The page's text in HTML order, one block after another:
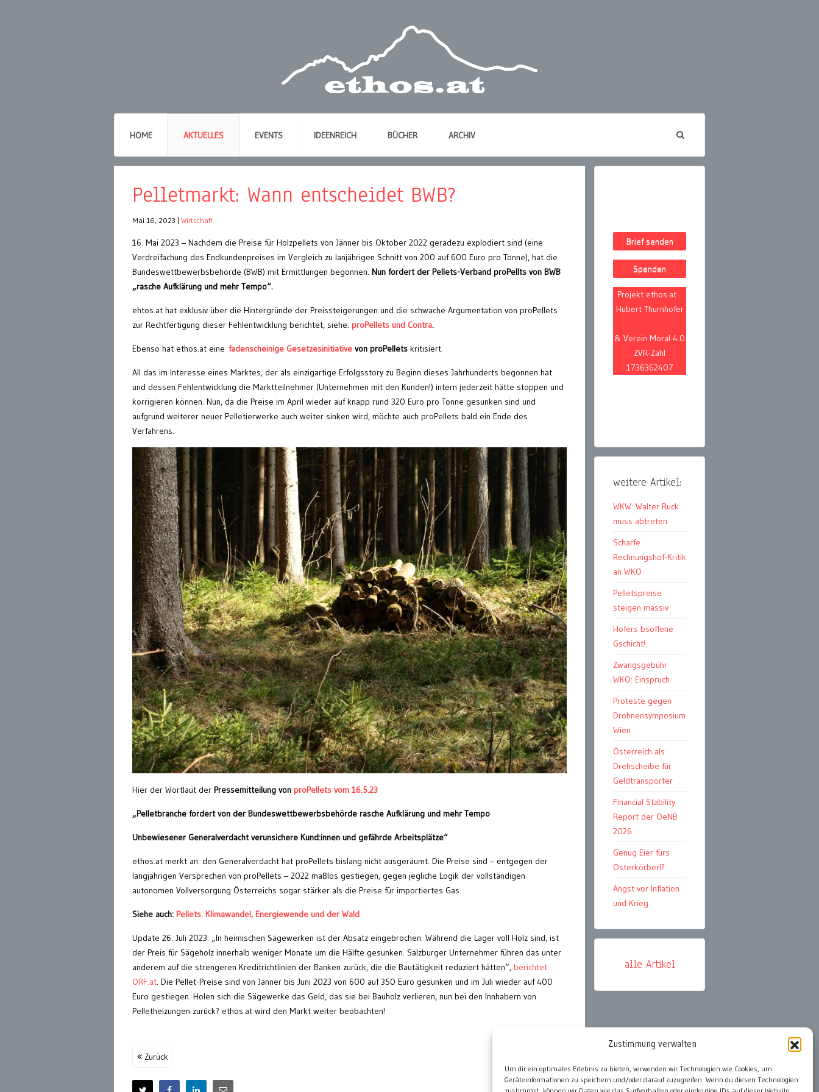
Zustimmung verwalten
Um dir ein optimales Erlebnis zu bieten, verwenden wir Technologien wie Cookies, um
Geräteinformationen zu speichern und/oder darauf zuzugreifen. Wenn du diesen Technologien
HOME AKTUELLES EVENTS IDEENREICH BÜCHER ARCHIV
Pelletmarkt: Wann entscheidet BWB?
Mai 16, 2023 Wirtschaft
16. Mai 2023 – Nachdem die Preise für Holzpellets von Jänner bis Oktober 2022 geradezu explodiert sind (eine
Verdreifachung des Endkundenpreises im Vergleich zu lanjährigen Schnitt von 200 auf 600 Euro pro Tonne), hat die
Bundeswettbewerbsbehörde (BWB) mit Ermittlungen begonnen. Nun fordert der Pellets-Verband proPellts von BWB
„rasche Aufklärung und mehr Tempo“.
ehtos.at hat exklusiv über die Hintergründe der Preissteigerungen und die schwache Argumentation von proPellets
zur Rechtfertigung dieser Fehlentwicklung berichtet, siehe: proPellets und Contra.
Ebenso hat ethos.at eine fadenscheinige Gesetzesinitiative von proPellets kritisiert.
All das im Interesse eines Marktes, der als einzigartige Erfolgsstory zu Beginn dieses Jahrhunderts begonnen hat
und dessen Fehlentwicklung die Marktteilnehmer (Unternehmen mit den Kunden!) intern jederzeit hätte stoppen und
korrigieren können. Nun, da die Preise im April wieder auf knapp rund 320 Euro pro Tonne gesunken sind und
aufgrund weiterer neuer Pelletierwerke auch weiter sinken wird, möchte auch proPellets bald ein Ende des
Verfahrens.
Hier der Wortlaut der Pressemitteilung von proPellets vom 16.5.23
„Pelletbranche fordert von der Bundeswettbewerbsbehörde rasche Aufklärung und mehr Tempo
Unbewiesener Generalverdacht verunsichere Kund:innen und gefährde Arbeitsplätze“
ethos.at merkt an: den Generalverdacht hat proPellets bislang nicht ausgeräumt. Die Preise sind – entgegen der
langjährigen Versprechen von proPellets – 2022 maßlos gestiegen, gegen jegliche Logik der vollständigen
autonomen Vollversorgung Österreichs sogar stärker als die Preise für importiertes Gas.
Siehe auch: Pellets. Klimawandel, Energiewende und der Wald
Update 26. Juli 2023: „In heimischen Sägewerken ist der Absatz eingebrochen: Während die Lager voll Holz sind, ist
der Preis für Sägeholz innerhalb weniger Monate um die Hälfte gesunken. Salzburger Unternehmer führen das unter
anderem auf die strengeren Kreditrichtlinien der Banken zurück, die die Bautätigkeit reduziert hätten“, berichtet
ORF.at. Die Pellet-Preise sind von Jänner bis Juni 2023 von 600 auf 350 Euro gesunken und im Juli wieder auf 400
Euro gestiegen. Holen sich die Sägewerke das Geld, das sie bei Bauholz verlieren, nun bei den Innhabern von
Pelletheizungen zurück? ethos.at wird den Markt weiter beobachten!
Zurück
Brief senden
Spenden
Projekt ethos.at
Hubert Thurnhofer
& Verein Moral 4.0
ZVR-Zahl
1736362407
weitere Artikel:
WKW: Walter Ruck
muss abtreten
Scharfe
Rechnungshof-Kritik
an WKO
Pelletspreise
steigen massiv
Hofers bsoffene
Gschicht!
Zwangsgebühr
WKO: Einspruch
Proteste gegen
Drohnensymposium
Wien
Österreich als
Drehscheibe für
Geldtransporter
Financial Stability
Report der OeNB
2026
Genug Eier fürs
Osterkörberl?
Angst vor Inflation
und Krieg
alle Artikel